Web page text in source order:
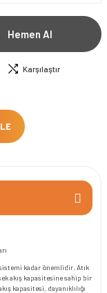
Hemen Al
Karşılaştır
sistemi kadar önemlidir. Atık
akış kapasitesine sahip bir
kapasitesi, dayanıklılığı